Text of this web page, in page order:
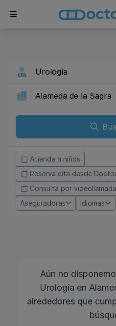
Atiende a niños
Reserva cita desde
Consulta por videollamada
Aseguradoras
Idiomas
Aún no
Urología en
alrededores que